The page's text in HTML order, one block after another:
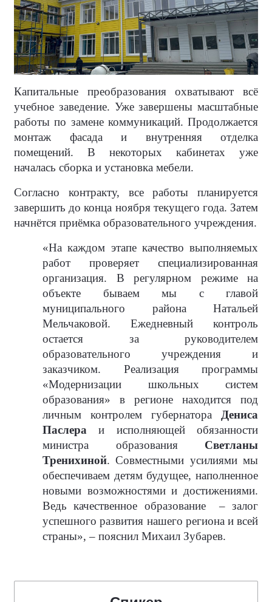
Капитальные преобразования охватывают всё
учебное заведение. Уже завершены масштабные
работы по замене коммуникаций. Продолжается
монтаж фасада и внутренняя отделка
помещений. В некоторых кабинетах уже
началась сборка и установка мебели.
Согласно контракту, все работы планируется
завершить до конца ноября текущего года. Затем
начнётся приёмка образовательного учреждения.
«На каждом этапе качество выполняемых
работ проверяет специализированная
организация. В регулярном режиме на
объекте бываем мы с главой
муниципального района Натальей
Мельчаковой. Ежедневный контроль
остается за руководителем
образовательного учреждения и
заказчиком. Реализация программы
«Модернизации школьных систем
образования» в регионе находится под
личным контролем губернатора Дениса
Паслера и исполняющей обязанности
министра образования Светланы
Тренихиной. Совместными усилиями мы
обеспечиваем детям будущее, наполненное
новыми возможностями и достижениями.
Ведь качественное образование
– залог
успешного развития нашего региона и всей
страны», – пояснил Михаил Зубарев.